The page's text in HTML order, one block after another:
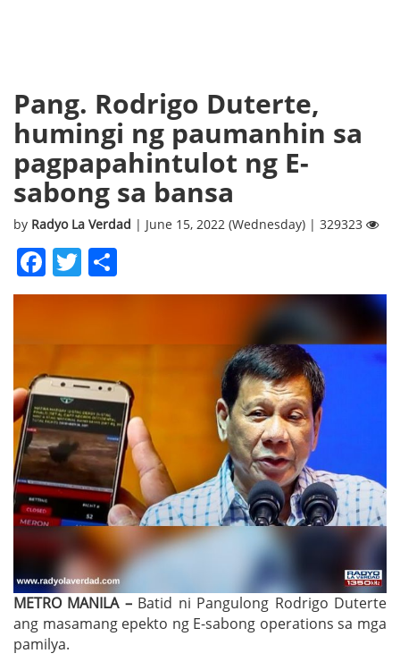
Pang. Rodrigo Duterte,
humingi ng paumanhin sa
pagpapahintulot ng E-
sabong sa bansa
by Radyo La Verdad | June 15, 2022 (Wednesday) | 329323
Facebook
Twitter
METRO MANILA – Batid ni Pangulong Rodrigo Duterte
ang masamang epekto ng E-sabong operations sa mga
pamilya.